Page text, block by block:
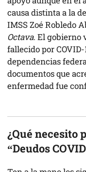
causa distinta a la
IMSS Zoé Robledo
Octava. El gobierno
fallecido por
dependencias
documentos que
enfermedad fue
¿Qué necesito
“Deudos